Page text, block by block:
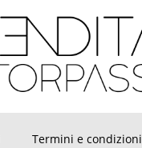
Termini e condizioni